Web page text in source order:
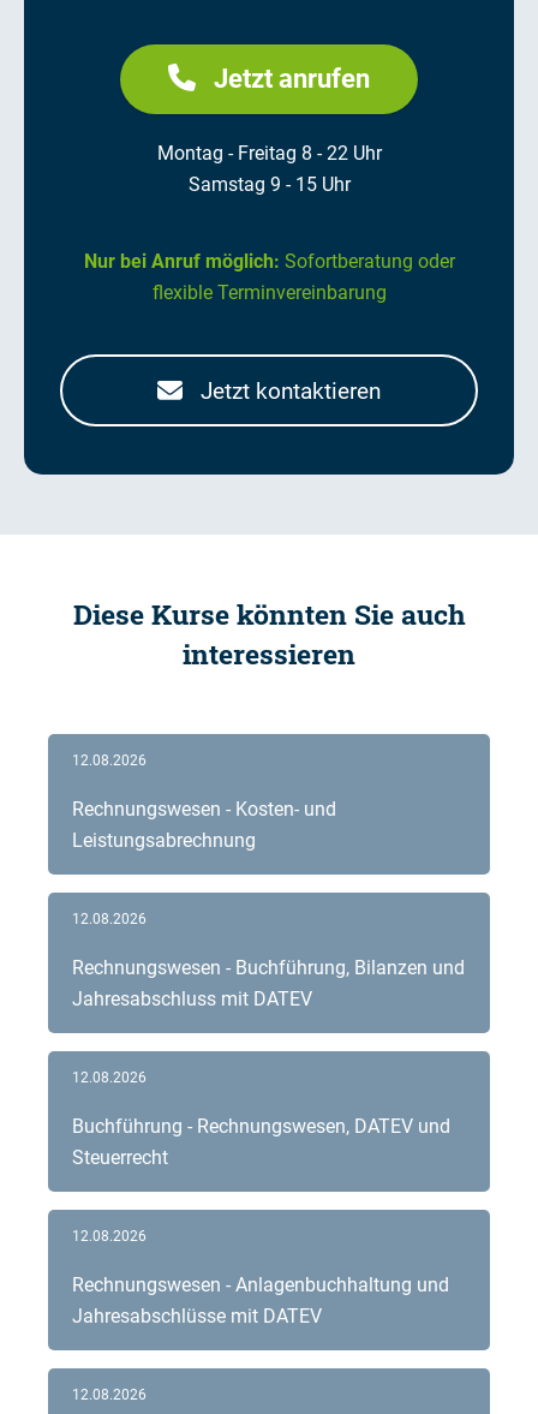
Jetzt anrufen
Montag - Freitag 8 - 22 Uhr
Samstag 9 - 15 Uhr
Nur bei Anruf möglich: Sofortberatung oder
flexible Terminvereinbarung
Jetzt kontaktieren
Diese Kurse könnten Sie auch
interessieren
Rechnungswesen - Kosten- und
Leistungsabrechnung
12.08.2026
Rechnungswesen - Buchführung, Bilanzen und
Jahresabschluss mit DATEV
12.08.2026
Buchführung - Rechnungswesen, DATEV und
Steuerrecht
12.08.2026
Rechnungswesen - Anlagenbuchhaltung und
Jahresabschlüsse mit DATEV
12.08.2026
12.08.2026